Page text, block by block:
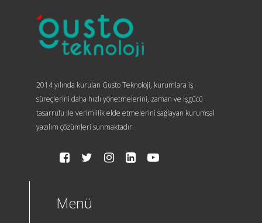
2014 yılında kurulan Gusto Teknoloji, kurumlara iş
süreçlerini daha hızlı yönetmelerini, zaman ve işgücü
tasarrufu ile verimlilik elde etmelerini sağlayan kurumsal
yazılım çözümleri sunmaktadır.
Menü